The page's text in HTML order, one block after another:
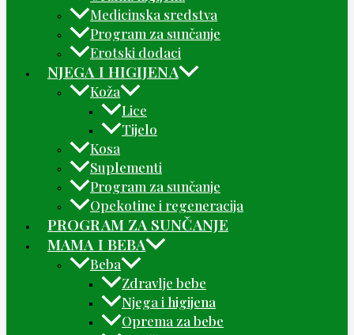
Medicinska sredstva
Program za sunčanje
Erotski dodaci
NJEGA I HIGIJENA
Koža
Lice
Tijelo
Kosa
Suplementi
Program za sunčanje
Opekotine i regeneracija
PROGRAM ZA SUNČANJE
MAMA I BEBA
Beba
Zdravlje bebe
Njega i higijena
Oprema za bebe